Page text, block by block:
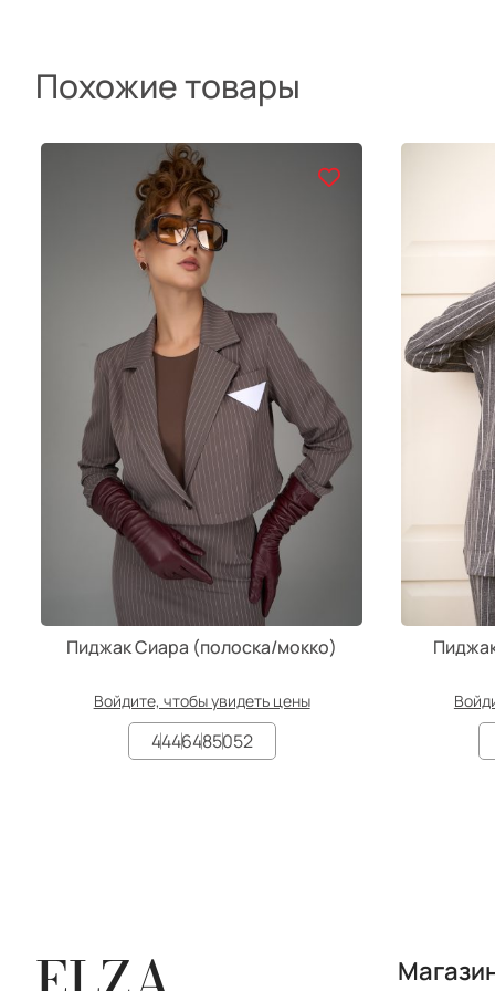
Похожие товары
Пиджак Сиара (полоска/мокко)
Войдите, чтобы увидеть цены
4446485052